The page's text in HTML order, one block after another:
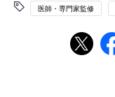
医師・専門家監修